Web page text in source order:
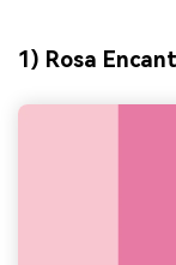
1) Rosa